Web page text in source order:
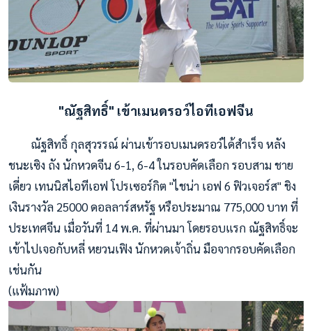
"ณัฐสิทธิ์" เข้าเมนดรอว์ไอทีเอฟจีน
ณัฐสิทธิ์ กุลสุวรรณ์ ผ่านเข้ารอบเมนดรอว์ได้สำเร็จ หลัง
ชนะเซิง ถัง นักหวดจีน 6-1, 6-4 ในรอบคัดเลือก รอบสาม ชาย
เดี่ยว เทนนิสไอทีเอฟ โปรเซอร์กิต "ไชน่า เอฟ 6 ฟิวเจอร์ส" ชิง
เงินรางวัล 25000 ดอลลาร์สหรัฐ หรือประมาณ 775,000 บาท ที่
ประเทศจีน เมื่อวันที่ 14 พ.ค. ที่ผ่านมา โดยรอบแรก ณัฐสิทธิ์จะ
เข้าไปเจอกับหลี่ หยวนเฟิง นักหวดเจ้าถิ่น มือจากรอบคัดเลือก
เช่นกัน
(แฟ้มภาพ)